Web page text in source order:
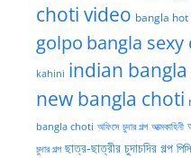
choti video bangla hot
golpo bangla sexy
kahini indian
new bangla choti
bangla choti অফিসে চুদার গল্প আত্মকাহিনী
চুদার গল্প ছাত্র-ছাত্রীর চুদাচদির গল্প